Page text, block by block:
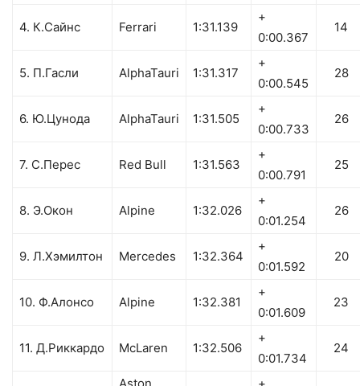
4. К.Сайнс Ferrari 1:31.139
+
0:00.367
14
5. П.Гасли AlphaTauri 1:31.317
+
0:00.545
28
6. Ю.Цунода AlphaTauri 1:31.505
+
0:00.733
26
7. C.Перес Red Bull 1:31.563
+
0:00.791
25
8. Э.Окон Alpine 1:32.026
+
0:01.254
26
9. Л.Хэмилтон Mercedes 1:32.364
+
0:01.592
20
10. Ф.Алонсо Alpine 1:32.381
+
0:01.609
23
11. Д.Риккардо McLaren 1:32.506
+
0:01.734
24
Aston +